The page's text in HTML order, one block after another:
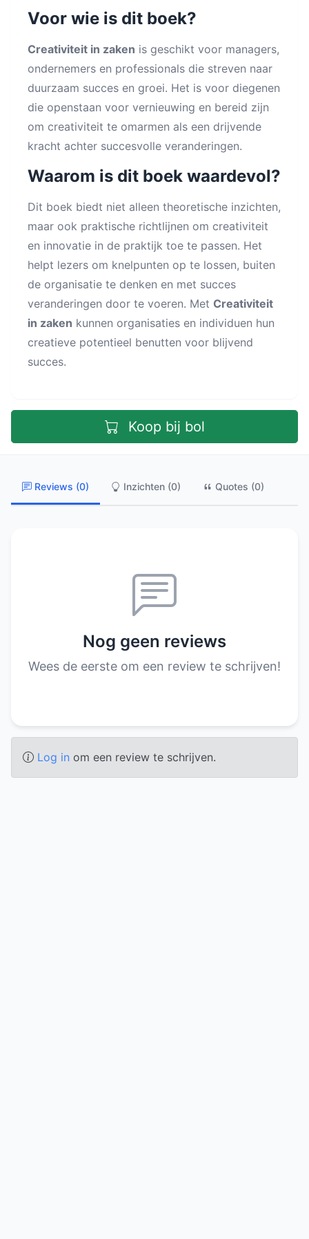
Voor wie is dit boek?
Creativiteit in zaken is geschikt voor managers,
ondernemers en professionals die streven naar
duurzaam succes en groei. Het is voor diegenen
die openstaan voor vernieuwing en bereid zijn
om creativiteit te omarmen als een drijvende
kracht achter succesvolle veranderingen.
Waarom is dit boek waardevol?
Dit boek biedt niet alleen theoretische inzichten,
maar ook praktische richtlijnen om creativiteit
en innovatie in de praktijk toe te passen. Het
helpt lezers om knelpunten op te lossen, buiten
de organisatie te denken en met succes
veranderingen door te voeren. Met Creativiteit
in zaken kunnen organisaties en individuen hun
creatieve potentieel benutten voor blijvend
succes.
Koop bij bol
Reviews (0) Inzichten (0) Quotes (0)
Nog geen reviews
Wees de eerste om een review te schrijven!
Log in om een review te schrijven.